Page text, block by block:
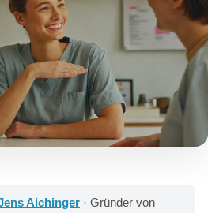
Aichinger · Gründer von